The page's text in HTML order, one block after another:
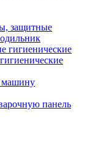
защитные
гигиенические
машину
панель